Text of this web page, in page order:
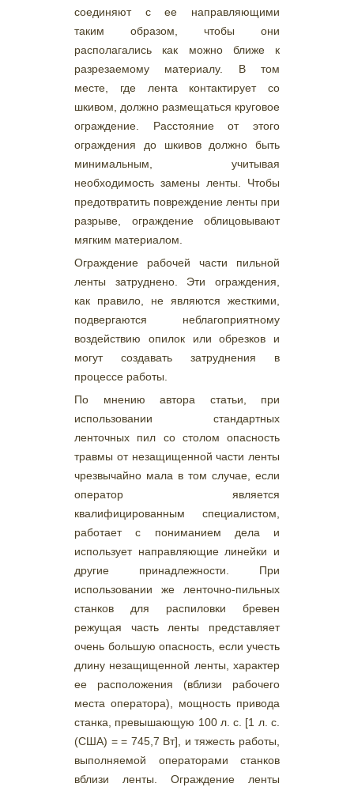
соединяют с ее направляющими
таким образом, чтобы они
располагались как можно ближе к
разрезаемому материалу. В том
месте, где лента контактирует со
шкивом, должно размещаться круговое
ограждение. Расстояние от этого
ограждения до шкивов должно быть
минимальным, учитывая
необходимость замены ленты. Чтобы
предотвратить повреждение ленты при
разрыве, ограждение облицовывают
мягким материалом.
Ограждение рабочей части пильной
ленты затруднено. Эти ограждения,
как правило, не являются жесткими,
подвергаются неблагоприятному
воздействию опилок или обрезков и
могут создавать затруднения в
процессе работы.
По мнению автора статьи, при
использовании стандартных
ленточных пил со столом опасность
травмы от незащищенной части ленты
чрезвычайно мала в том случае, если
оператор является
квалифицированным специалистом,
работает с пониманием дела и
использует направляющие линейки и
другие принадлежности. При
использовании же ленточно-пильных
станков для распиловки бревен
режущая часть ленты представляет
очень большую опасность, если учесть
длину незащищенной ленты, характер
ее расположения (вблизи рабочего
места оператора), мощность привода
станка, превышающую 100 л. с. [1 л. с.
(США) = = 745,7 Вт], и тяжесть работы,
выполняемой операторами станков
вблизи ленты. Ограждение ленты